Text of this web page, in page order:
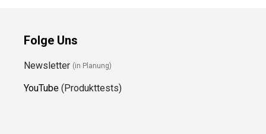
Folge Uns
Newsletter (in Planung)
YouTube (Produkttests)